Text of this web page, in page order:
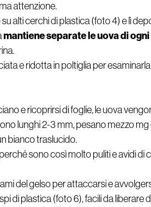
attenzione.
alti cerchi di plastica (foto 4) e lì
mantiene separate le uova di
e ridotta in poltiglia per
e ricoprirsi di foglie, le uova
lunghi 2-3 mm, pesano mezzo
bianco traslucido.
sono così molto puliti e avidi di
del gelso per attaccarsi e
di plastica (foto 6), facili da